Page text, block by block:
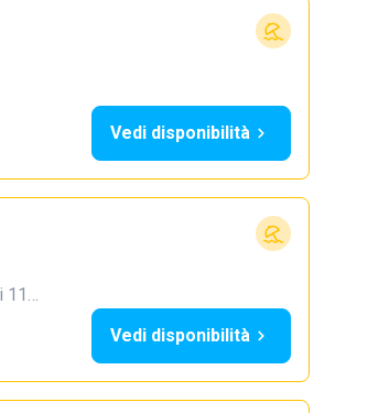
Vedi disponibilità
11…
Vedi disponibilità